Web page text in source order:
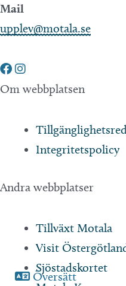
Mail
upplev@motala.se
Om webbplatsen
Integritetspolicy
Andra webbplatser
Tillväxt Motala
Visit
Sjöstadskortet
Översätt